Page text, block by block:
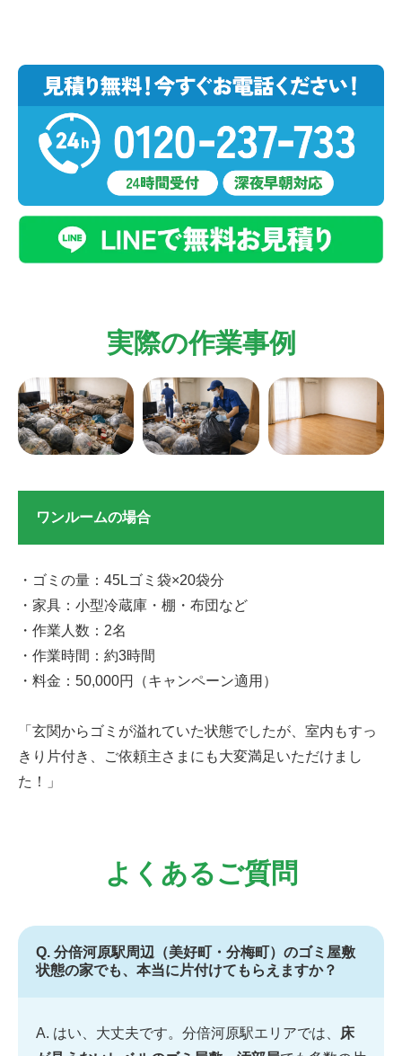
実際の作業事例
ワンルームの場合
・ゴミの量：45Lゴミ袋×20袋分
・家具：小型冷蔵庫・棚・布団など
・作業人数：2名
・作業時間：約3時間
・料金：50,000円（キャンペーン適用）
「玄関からゴミが溢れていた状態でしたが、室内もすっ
きり片付き、ご依頼主さまにも大変満足いただけまし
た！」
よくあるご質問
Q. 分倍河原駅周辺（美好町・分梅町）のゴミ屋敷
状態の家でも、本当に片付けてもらえますか？
A. はい、大丈夫です。分倍河原駅エリアでは、
床